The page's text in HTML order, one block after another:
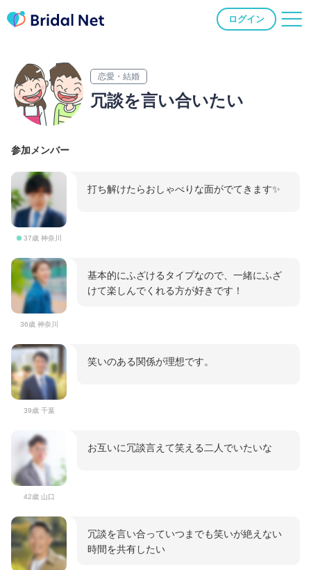
ログイン
恋愛・結婚
冗談を言い合いたい
参加メンバー
37歳 神奈川
打ち解けたらおしゃべりな面がでてきます✨
36歳 神奈川
基本的にふざけるタイプなので、一緒にふざ
けて楽しんでくれる方が好きです！
39歳 千葉
笑いのある関係が理想です。
42歳 山口
お互いに冗談言えて笑える二人でいたいな
冗談を言い合っていつまでも笑いが絶えない
時間を共有したい